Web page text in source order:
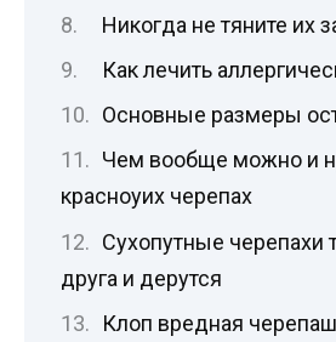
Никогда не тяните их
Как лечить
Основные размеры
Чем вообще можно и
красноуих черепах
Сухопутные черепахи
друга и дерутся
Клоп вредная